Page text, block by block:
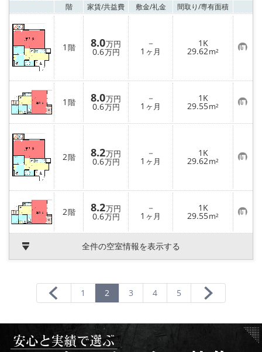
階 家賃/共益費 敷金/礼金 間取り/専有面積
1 階 8.0万円
0.6万円
－
1 ヶ月
1K
29.62m² お
気
に
入
り
登
録
1 階 8.0万円
0.6万円
－
1 ヶ月
1K
29.55m² お
気
に
入
り
登
録
2階 8.2万円
0.6万円
－
1 ヶ月
1K
29.62m² お
気
に
入
り
登
録
2階 8.2万円
0.6万円
－
1 ヶ月
1K
29.55m² お
気
に
全件の空室情報を表示する
1 2 3 4 5